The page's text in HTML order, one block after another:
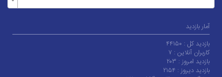
آمار بازدید
بازدید کل : ۴۴۱۵۰
کاربران آنلاین : ۷
بازدید امروز : ۲۰۳
بازدید دیروز : ۲۱۵۴